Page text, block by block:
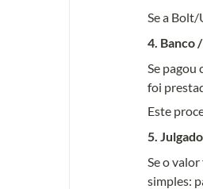
4. Banco
Se pagou
foi
5.
Se o
simples: